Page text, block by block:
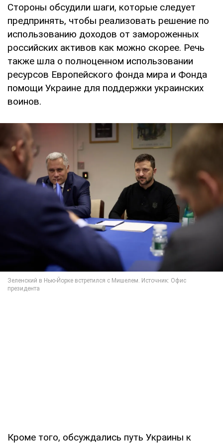
Стороны обсудили шаги, которые следует
предпринять, чтобы реализовать решение по
использованию доходов от замороженных
российских активов как можно скорее. Речь
также шла о полноценном использовании
ресурсов Европейского фонда мира и Фонда
помощи Украине для поддержки украинских
воинов.
Кроме того, обсуждались путь Украины к